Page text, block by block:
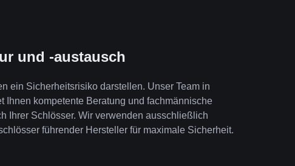
und -austausch
ein Sicherheitsrisiko darstellen. Unser Team in
Ihnen kompetente Beratung und fachmännische
Ihrer Schlösser. Wir verwenden ausschließlich
führender Hersteller für maximale Sicherheit.